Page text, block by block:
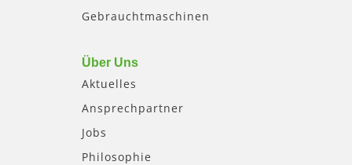
Gebrauchtmaschinen
Über Uns
Aktuelles
Ansprechpartner
Jobs
Philosophie